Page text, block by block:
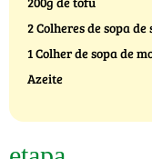
2 Colheres de sopa de
1 Colher de sopa de
Azeite